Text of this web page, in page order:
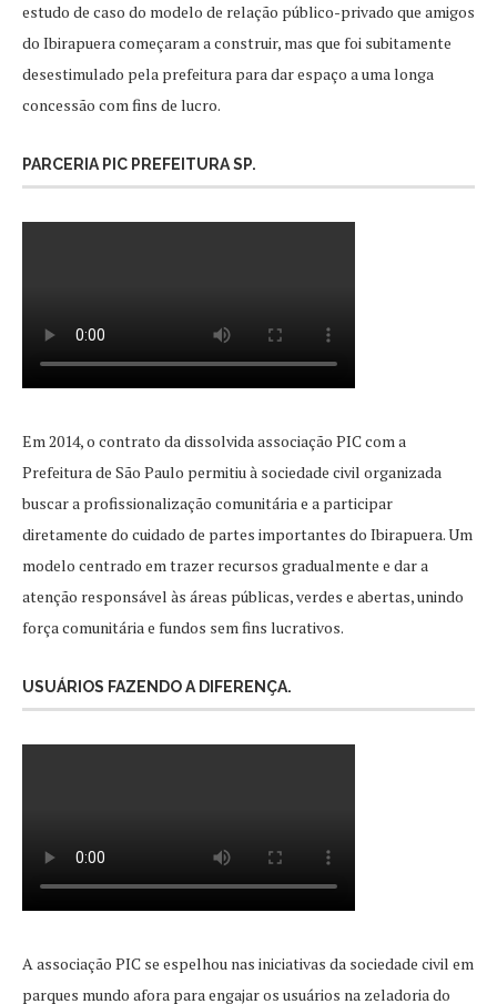
estudo de caso do modelo de relação público-privado que amigos
do Ibirapuera começaram a construir, mas que foi subitamente
desestimulado pela prefeitura para dar espaço a uma longa
concessão com fins de lucro.
PARCERIA PIC PREFEITURA SP.
Em 2014, o contrato da dissolvida associação PIC com a
Prefeitura de São Paulo permitiu à sociedade civil organizada
buscar a profissionalização comunitária e a participar
diretamente do cuidado de partes importantes do Ibirapuera. Um
modelo centrado em trazer recursos gradualmente e dar a
atenção responsável às áreas públicas, verdes e abertas, unindo
força comunitária e fundos sem fins lucrativos.
USUÁRIOS FAZENDO A DIFERENÇA.
A associação PIC se espelhou nas iniciativas da sociedade civil em
parques mundo afora para engajar os usuários na zeladoria do